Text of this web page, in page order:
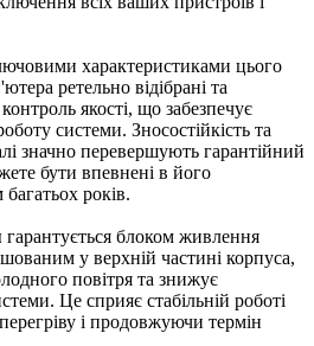
характеристиками цього
ретельно відібрані та
якості, що забезпечує
системи. Зносостійкість та
значно перевершують гарантійний
бути впевнені в його
років.
гарантується блоком живлення
у верхній частині корпуса,
повітря та знижує
Це сприяє стабільній роботі
і продовжуючи термін